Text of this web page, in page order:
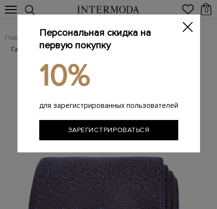
0
Главная Мужчинам / Аксессуары / Галстуки
/ Галстук ручной работы из цельного отреза шелка
Персональная скидка на
первую покупку
10%
для зарегистрированных пользователей
ЗАРЕГИСТРИРОВАТЬСЯ